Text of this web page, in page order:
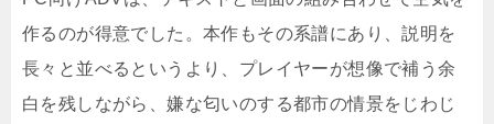
作るのが得意でした。本作もその系譜にあり、説明を
長々と並べるというより、プレイヤーが想像で補う余
白を残しながら、嫌な匂いのする都市の情景をじわじ